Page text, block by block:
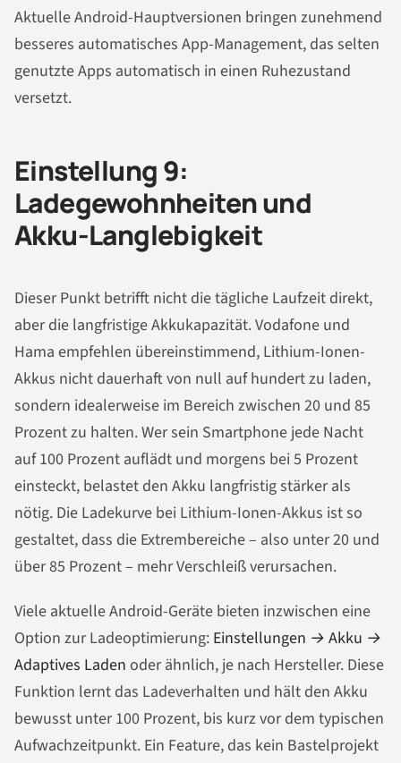
Aktuelle Android-Hauptversionen bringen zunehmend
besseres automatisches App-Management, das selten
genutzte Apps automatisch in einen Ruhezustand
versetzt.
Einstellung 9:
Ladegewohnheiten und
Akku-Langlebigkeit
Dieser Punkt betrifft nicht die tägliche Laufzeit direkt,
aber die langfristige Akkukapazität. Vodafone und
Hama empfehlen übereinstimmend, Lithium-Ionen-
Akkus nicht dauerhaft von null auf hundert zu laden,
sondern idealerweise im Bereich zwischen 20 und 85
Prozent zu halten. Wer sein Smartphone jede Nacht
auf 100 Prozent auflädt und morgens bei 5 Prozent
einsteckt, belastet den Akku langfristig stärker als
nötig. Die Ladekurve bei Lithium-Ionen-Akkus ist so
gestaltet, dass die Extrembereiche – also unter 20 und
über 85 Prozent – mehr Verschleiß verursachen.
Viele aktuelle Android-Geräte bieten inzwischen eine
Option zur Ladeoptimierung: Einstellungen → Akku →
Adaptives Laden oder ähnlich, je nach Hersteller. Diese
Funktion lernt das Ladeverhalten und hält den Akku
bewusst unter 100 Prozent, bis kurz vor dem typischen
Aufwachzeitpunkt. Ein Feature, das kein Bastelprojekt